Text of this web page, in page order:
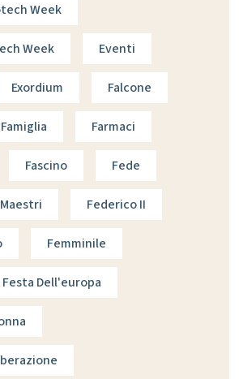
Week
Week Eventi
Exordium Falcone
Famiglia Farmaci
Fascino Fede
Federico II
Femminile
Festa Dell'europa